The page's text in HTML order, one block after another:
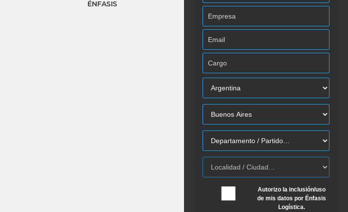
ÉNFASIS
Autorizo la inclusión/uso
de mis datos por Énfasis
Logística.